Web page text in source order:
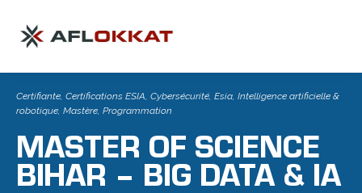
Certifiante Certifications ESIA Cybersécurité Esia Intelligence artificielle &
robotique Mastère Programmation
MASTER OF SCIENCE
BIHAR – BIG DATA & IA